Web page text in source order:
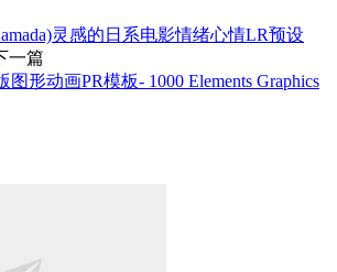
灵感的日系电影情绪心情LR预设
一篇
形动画PR模板- 1000 Elements Graphics